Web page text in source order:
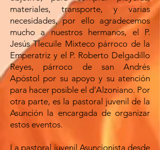
materiales, transporte, y varias
necesidades, por ello agradecemos
mucho a nuestros hermanos, el P.
Jesús Tlecuile Mixteco párroco de la
Emperatriz y el P. Roberto Delgadillo
Reyes, párroco de san Andrés
Apóstol por su apoyo y su atención
para hacer posible el d’Alzoniano. Por
otra parte, es la pastoral juvenil de la
Asunción la encargada de organizar
estos eventos.
La pastoral juvenil Asuncionista desde